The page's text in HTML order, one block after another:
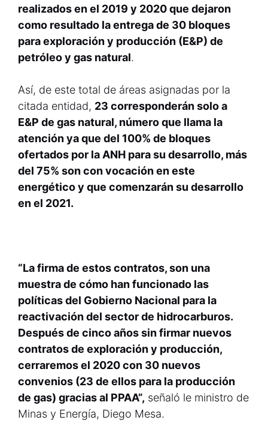
realizados en el 2019 y 2020 que dejaron
como resultado la entrega de 30 bloques
para exploración y producción (E&P) de
petróleo y gas natural.
Así, de este total de áreas asignadas por la
citada entidad, 23 corresponderán solo a
E&P de gas natural, número que llama la
atención ya que del 100% de bloques
ofertados por la ANH para su desarrollo, más
del 75% son con vocación en este
energético y que comenzarán su desarrollo
en el 2021.
“La firma de estos contratos, son una
muestra de cómo han funcionado las
políticas del Gobierno Nacional para la
reactivación del sector de hidrocarburos.
Después de cinco años sin firmar nuevos
contratos de exploración y producción,
cerraremos el 2020 con 30 nuevos
convenios (23 de ellos para la producción
de gas) gracias al PPAA”, señaló le ministro de
Minas y Energía, Diego Mesa.